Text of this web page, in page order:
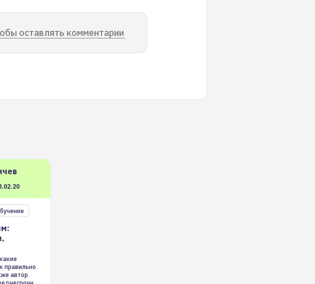
оставлять комментарии
правильно
автор